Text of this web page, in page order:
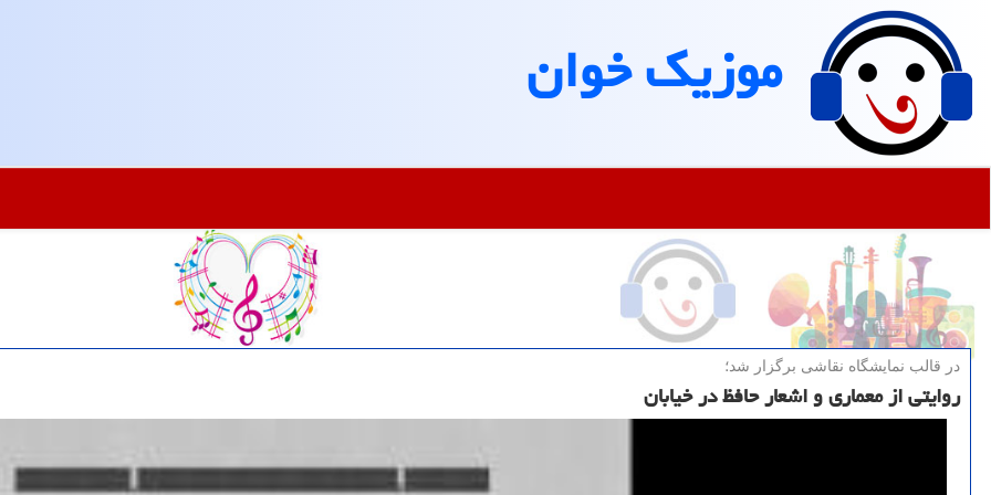
موزیك خوان
در قالب نمایشگاه نقاشی برگزار شد؛
روایتی از معماری و اشعار حافظ در خیابان